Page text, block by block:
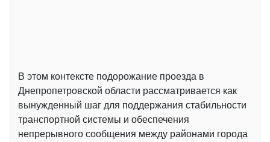
В этом контексте подорожание проезда в
Днепропетровской области рассматривается как
вынужденный шаг для поддержания стабильности
транспортной системы и обеспечения
непрерывного сообщения между районами города